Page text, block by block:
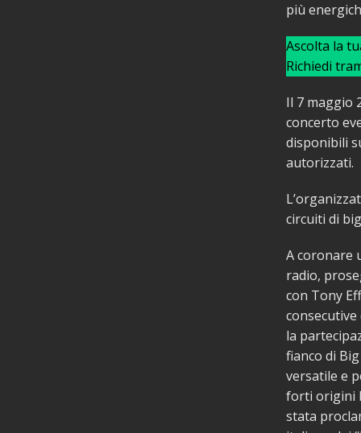
più
Ascolta la
Richiedi
Il 7 maggio
concerto
disponibili
autorizzati.
circuiti di
A coronare
radio,
con Tony
la
fianco di
versatile e
forti origini
stata